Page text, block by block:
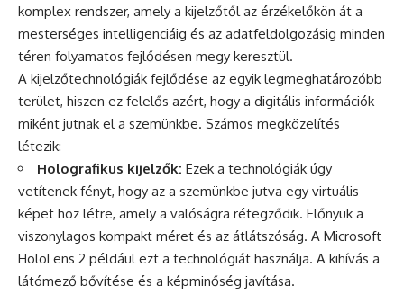
komplex rendszer, amely a kijelzőtől az érzékelőkön át a
mesterséges intelligenciáig és az adatfeldolgozásig minden
téren folyamatos fejlődésen megy keresztül.
A kijelzőtechnológiák fejlődése az egyik legmeghatározóbb
terület, hiszen ez felelős azért, hogy a digitális információk
miként jutnak el a szemünkbe. Számos megközelítés
létezik:
Holografikus kijelzők: Ezek a technológiák úgy
vetítenek fényt, hogy az a szemünkbe jutva egy virtuális
képet hoz létre, amely a valóságra rétegződik. Előnyük a
viszonylagos kompakt méret és az átlátszóság. A Microsoft
HoloLens 2 például ezt a technológiát használja. A kihívás a
látómező bővítése és a képminőség javítása.